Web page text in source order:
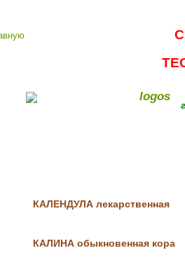
КАЛЕНДУЛА лекарственная
КАЛИНА обыкновенная кора